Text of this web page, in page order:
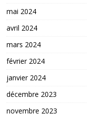
mai 2024
avril 2024
mars 2024
février 2024
janvier 2024
décembre 2023
novembre 2023